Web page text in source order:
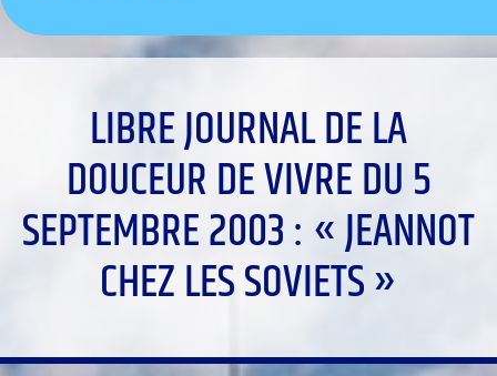
LIBRE JOURNAL DE LA
DOUCEUR DE VIVRE DU 5
SEPTEMBRE 2003 : « JEANNOT
CHEZ LES SOVIETS »